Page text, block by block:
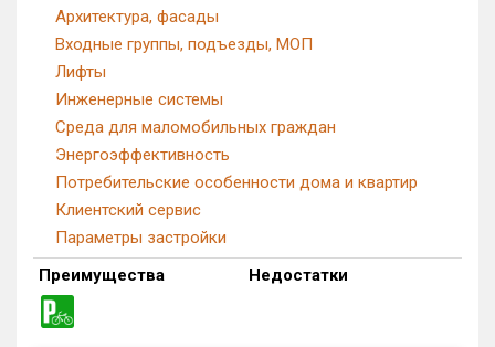
Архитектура, фасады
Входные группы, подъезды, МОП
Лифты
Инженерные системы
Среда для маломобильных граждан
Энергоэффективность
Потребительские особенности дома и квартир
Клиентский сервис
Параметры застройки
Преимущества
Недостатки